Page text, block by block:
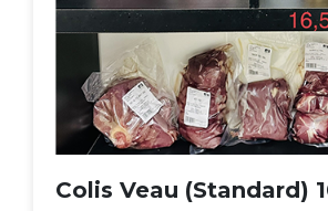
Colis Veau (Standard)